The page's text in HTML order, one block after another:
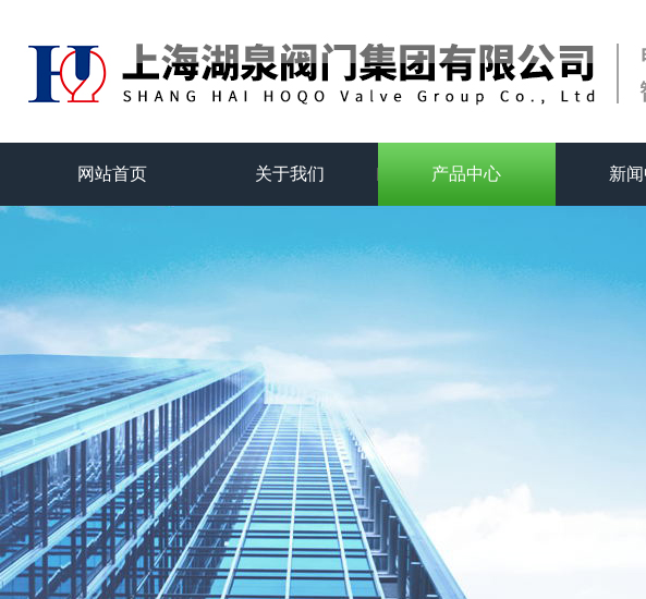
网站首页 关于我们 产品中心 新